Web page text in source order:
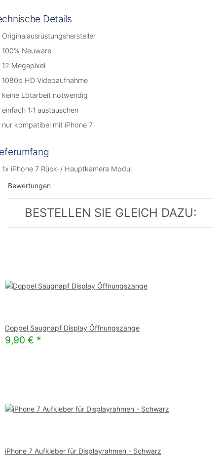
Details
Originalausrüstungshersteller
100% Neuware
12 Megapixel
1080p HD Videoaufnahme
keine Lötarbeit notwendig
einfach 1:1 austauschen
nur kompatibel mit iPhone 7
1x iPhone 7 Rück-/ Hauptkamera Modul
Bewertungen
BESTELLEN SIE GLEICH DAZU:
Doppel Saugnapf Display Öffnungszange
9,90 € *
iPhone 7 Aufkleber für Displayrahmen - Schwarz